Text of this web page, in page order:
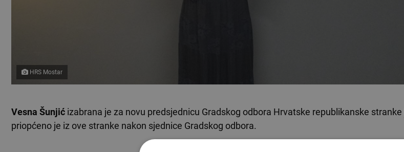
HRS Mostar
Vesna Šunjić izabrana je za novu predsjednicu Gradskog odbora Hrvatske republikanske stranke
priopćeno je iz ove stranke nakon sjednice Gradskog odbora.